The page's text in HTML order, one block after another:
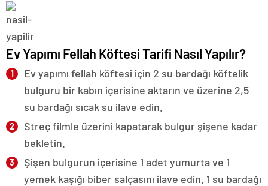
Ev Yapımı Fellah Köftesi Tarifi Nasıl Yapılır?
Ev yapımı fellah köftesi için 2 su bardağı köftelik
bulguru bir kabın içerisine aktarın ve üzerine 2,5
su bardağı sıcak su ilave edin.
Streç filmle üzerini kapatarak bulgur şişene kadar
bekletin.
Şişen bulgurun içerisine 1 adet yumurta ve 1
yemek kaşığı biber salçasını ilave edin. 1 su bardağı